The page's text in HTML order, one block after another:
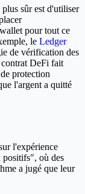
sûr est d'utiliser
pour tout ce
le Ledger
de vérification des
DeFi fait
protection
l'argent a quitté
l'expérience
positifs", où des
a jugé que leur